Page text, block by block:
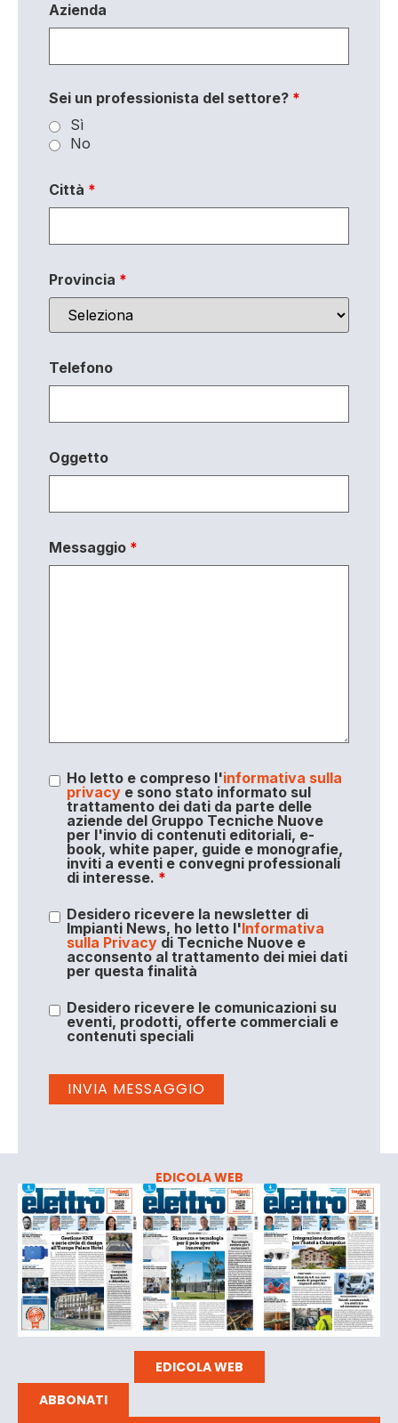
Azienda
Sei un professionista del settore? *
Sì
No
Città *
Provincia *
Telefono
Oggetto
Messaggio *
Ho letto e compreso l'informativa sulla
privacye sono stato informato sul
trattamento dei dati da parte delle
aziende del Gruppo Tecniche Nuove
per l'invio di contenuti editoriali, e-
book, white paper, guide e monografie,
inviti a eventi e convegni professionali
di interesse. *
Desidero ricevere la newsletter di
Impianti News, ho letto l'Informativa
sulla Privacydi Tecniche Nuove e
acconsento al trattamento dei miei dati
per questa finalità
Desidero ricevere le comunicazioni su
eventi, prodotti, offerte commerciali e
contenuti speciali
EDICOLA WEB
EDICOLA WEB
ABBONATI